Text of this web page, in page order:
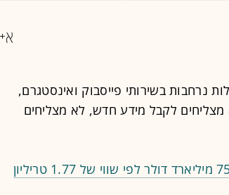
נרחבות בשירותי פייסבוק ואינסטגרם,
לקבל מידע חדש, לא מצליחים
שברה את כל השיאים: SpaceX גייסה 75 מיליארד דולר לפי שווי של 1.77 טריליון